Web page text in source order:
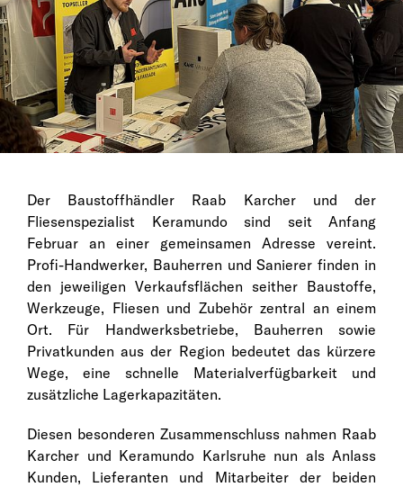
Der Baustoffhändler Raab Karcher und der
Fliesenspezialist Keramundo sind seit Anfang
Februar an einer gemeinsamen Adresse vereint.
Profi-Handwerker, Bauherren und Sanierer finden in
den jeweiligen Verkaufsflächen seither Baustoffe,
Werkzeuge, Fliesen und Zubehör zentral an einem
Ort. Für Handwerksbetriebe, Bauherren sowie
Privatkunden aus der Region bedeutet das kürzere
Wege, eine schnelle Materialverfügbarkeit und
zusätzliche Lagerkapazitäten.
Diesen besonderen Zusammenschluss nahmen Raab
Karcher und Keramundo Karlsruhe nun als Anlass
Kunden, Lieferanten und Mitarbeiter der beiden